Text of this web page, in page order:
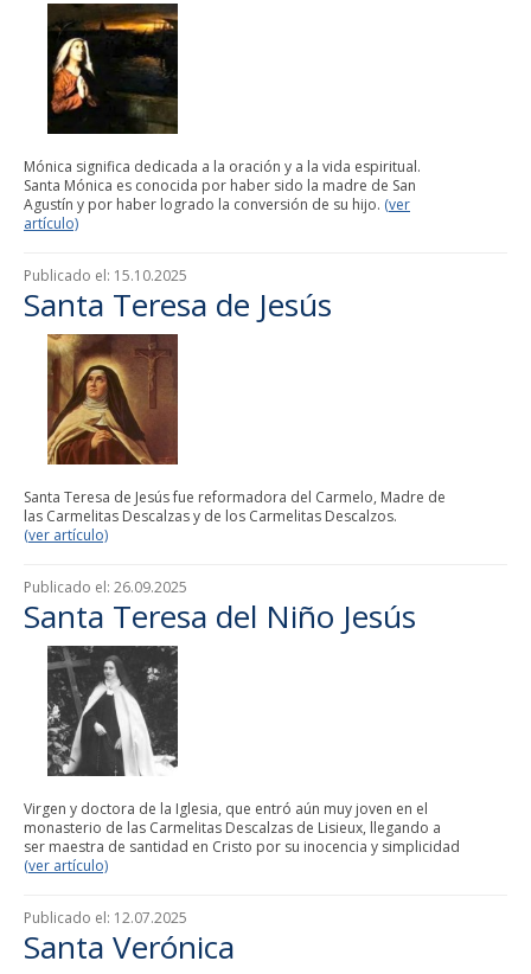
Mónica significa dedicada a la oración y a la vida espiritual.
Santa Mónica es conocida por haber sido la madre de San
Agustín y por haber logrado la conversión de su hijo. (ver
artículo)
Publicado el: 15.10.2025
Santa Teresa de Jesús
Santa Teresa de Jesús fue reformadora del Carmelo, Madre de
las Carmelitas Descalzas y de los Carmelitas Descalzos.
(ver artículo)
Publicado el: 26.09.2025
Santa Teresa del Niño Jesús
Virgen y doctora de la Iglesia, que entró aún muy joven en el
monasterio de las Carmelitas Descalzas de Lisieux, llegando a
ser maestra de santidad en Cristo por su inocencia y simplicidad
(ver artículo)
Publicado el: 12.07.2025
Santa Verónica